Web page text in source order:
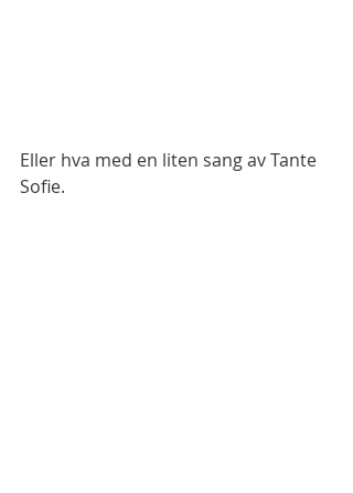
Eller hva med en liten sang av Tante
Sofie.